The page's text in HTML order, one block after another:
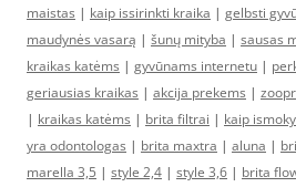
maistas | kaip issirinkti kraika | gelbsti
maudynės vasarą | šunų mityba | sausas
kraikas katėms | gyvūnams internetu |
geriausias kraikas | akcija prekems |
| kraikas katėms | brita filtrai | kaip
yra odontologas | brita maxtra | aluna |
marella 3,5 | style 2,4 | style 3,6 | brita